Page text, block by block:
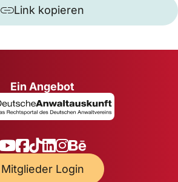
Link kopieren
Ein Angebot
Mitglieder Login